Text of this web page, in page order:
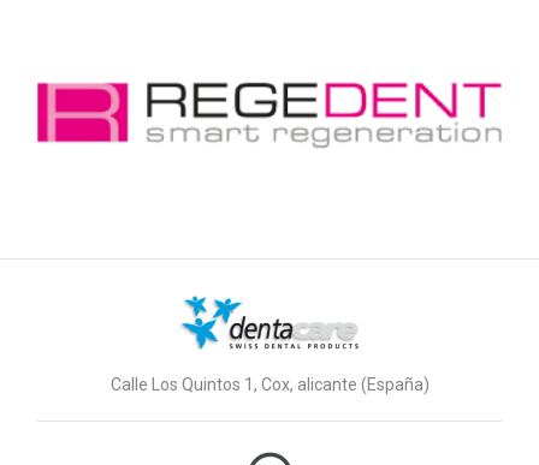
Calle Los Quintos 1, Cox, alicante (España)